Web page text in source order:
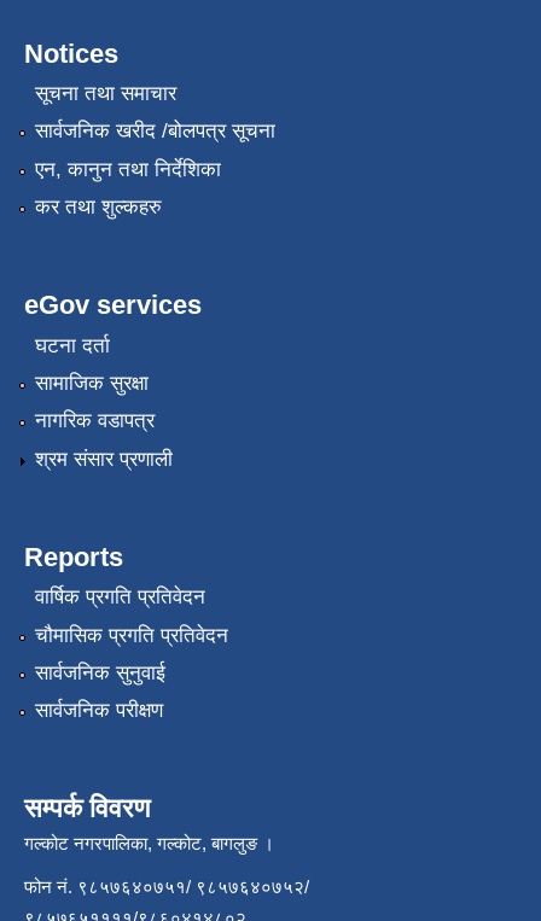
Notices
सूचना तथा समाचार
सार्वजनिक खरीद /बोलपत्र सूचना
एन, कानुन तथा निर्देशिका
कर तथा शुल्कहरु
eGov services
घटना दर्ता
सामाजिक सुरक्षा
नागरिक वडापत्र
श्रम संसार प्रणाली
Reports
वार्षिक प्रगति प्रतिवेदन
चौमासिक प्रगति प्रतिवेदन
सार्वजनिक सुनुवाई
सार्वजनिक परीक्षण
सम्पर्क विवरण
गल्कोट नगरपालिका, गल्कोट, बागलुङ ।
फोन नं. ९८५७६४०७५१/ ९८५७६४०७५२/